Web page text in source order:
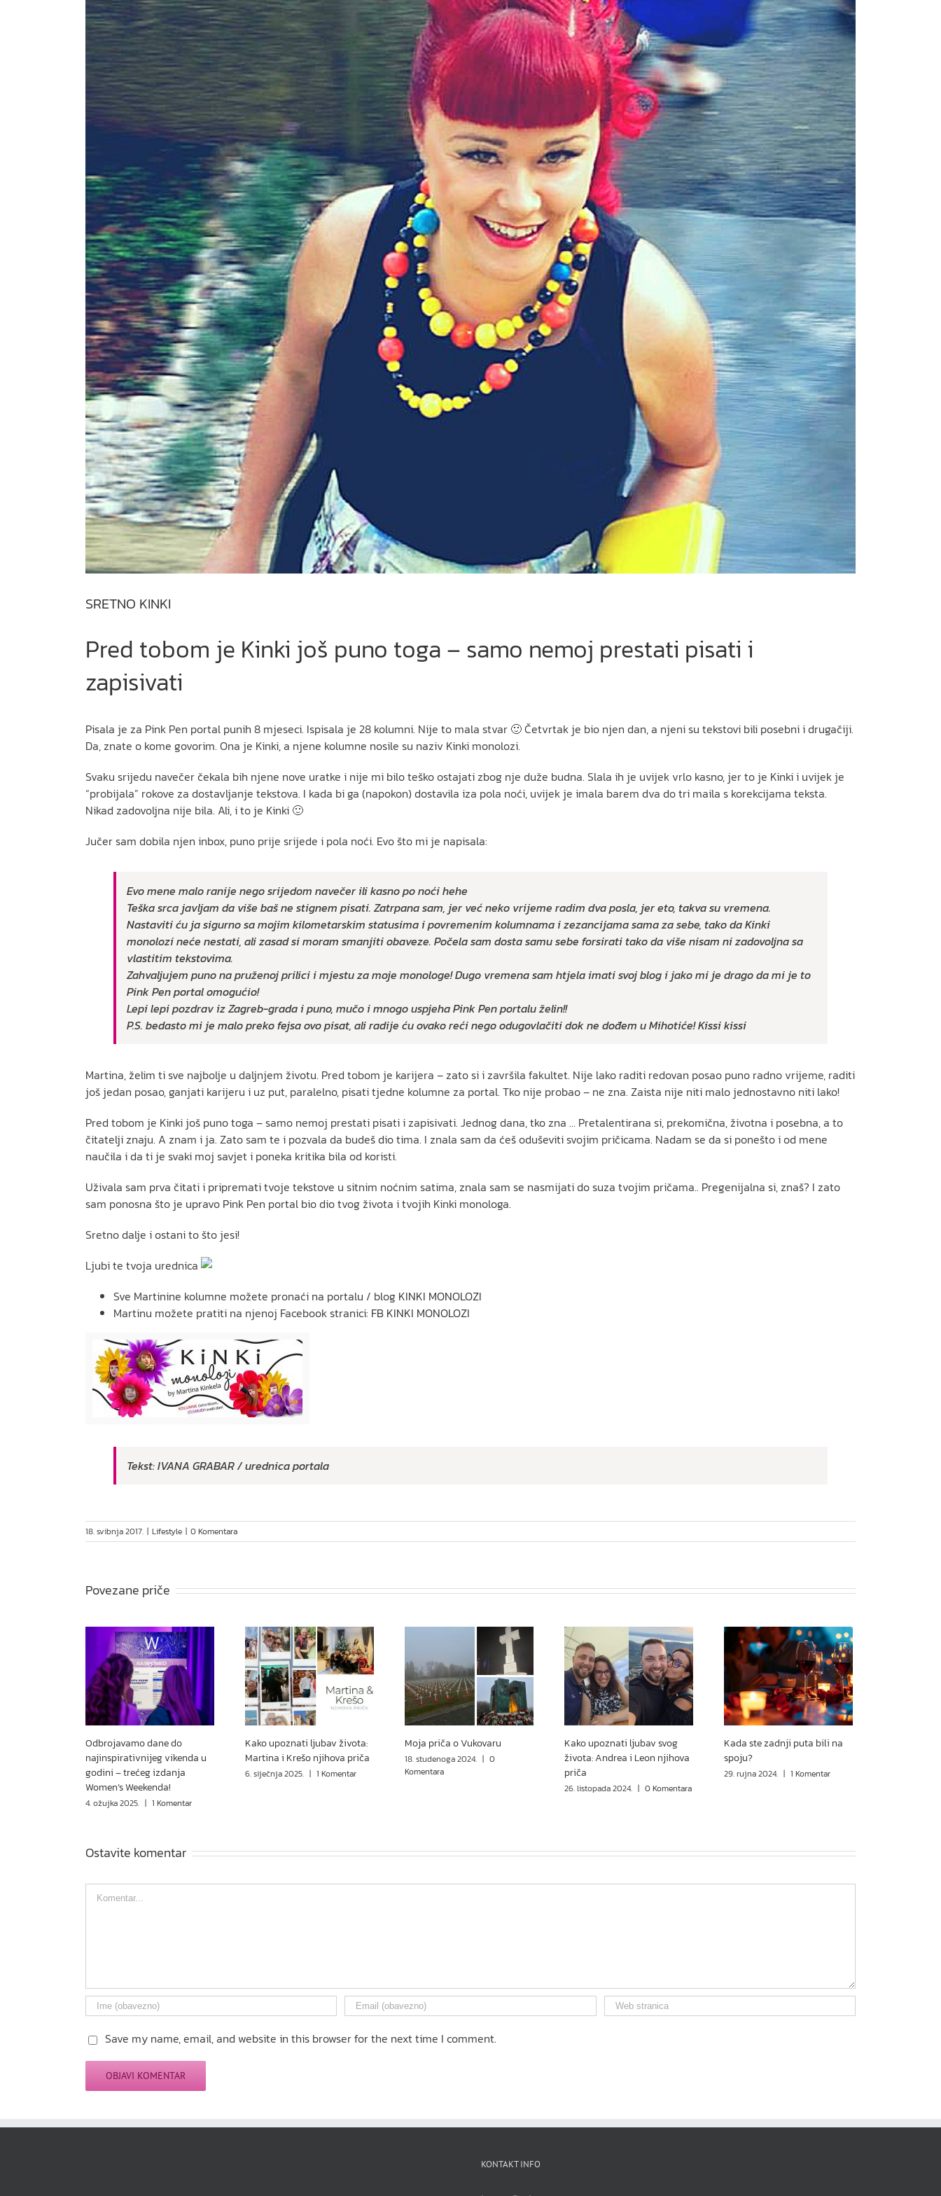
SRETNO KINKI
Pred tobom je Kinki još puno toga – samo nemoj prestati pisati i
zapisivati
Pisala je za Pink Pen portal punih 8 mjeseci. Ispisala je 28 kolumni. Nije to mala stvar 🙂 Četvrtak je bio njen dan, a njeni su tekstovi bili posebni i drugačiji.
Da, znate o kome govorim. Ona je Kinki, a njene kolumne nosile su naziv Kinki monolozi.
Svaku srijedu navečer čekala bih njene nove uratke i nije mi bilo teško ostajati zbog nje duže budna. Slala ih je uvijek vrlo kasno, jer to je Kinki i uvijek je
“probijala” rokove za dostavljanje tekstova. I kada bi ga (napokon) dostavila iza pola noći, uvijek je imala barem dva do tri maila s korekcijama teksta.
Nikad zadovoljna nije bila. Ali, i to je Kinki 🙂
Jučer sam dobila njen inbox, puno prije srijede i pola noći. Evo što mi je napisala:
Evo mene malo ranije nego srijedom navečer ili kasno po noći hehe
Teška srca javljam da više baš ne stignem pisati. Zatrpana sam, jer već neko vrijeme radim dva posla, jer eto, takva su vremena.
Nastaviti ću ja sigurno sa mojim kilometarskim statusima i povremenim kolumnama i zezancijama sama za sebe, tako da Kinki
monolozi neće nestati, ali zasad si moram smanjiti obaveze. Počela sam dosta samu sebe forsirati tako da više nisam ni zadovoljna sa
vlastitim tekstovima.
Zahvaljujem puno na pruženoj prilici i mjestu za moje monologe! Dugo vremena sam htjela imati svoj blog i jako mi je drago da mi je to
Pink Pen portal omogućio!
Lepi lepi pozdrav iz Zagreb-grada i puno, mučo i mnogo uspjeha Pink Pen portalu želin!!
P.S. bedasto mi je malo preko fejsa ovo pisat, ali radije ću ovako reći nego odugovlačiti dok ne dođem u Mihotiće! Kissi kissi
Martina, želim ti sve najbolje u daljnjem životu. Pred tobom je karijera – zato si i završila fakultet. Nije lako raditi redovan posao puno radno vrijeme, raditi
još jedan posao, ganjati karijeru i uz put, paralelno, pisati tjedne kolumne za portal. Tko nije probao – ne zna. Zaista nije niti malo jednostavno niti lako!
Pred tobom je Kinki još puno toga – samo nemoj prestati pisati i zapisivati. Jednog dana, tko zna … Pretalentirana si, prekomična, životna i posebna, a to
čitatelji znaju. A znam i ja. Zato sam te i pozvala da budeš dio tima. I znala sam da ćeš oduševiti svojim pričicama. Nadam se da si ponešto i od mene
naučila i da ti je svaki moj savjet i poneka kritika bila od koristi.
Uživala sam prva čitati i pripremati tvoje tekstove u sitnim noćnim satima, znala sam se nasmijati do suza tvojim pričama.. Pregenijalna si, znaš? I zato
sam ponosna što je upravo Pink Pen portal bio dio tvog života i tvojih Kinki monologa.
Sretno dalje i ostani to što jesi!
Ljubi te tvoja urednica
Sve Martinine kolumne možete pronaći na portalu / blog KINKI MONOLOZI
Martinu možete pratiti na njenoj Facebook stranici: FB KINKI MONOLOZI
Tekst: IVANA GRABAR / urednica portala
18. svibnja 2017. | Lifestyle | 0 Komentara
Povezane priče
Odbrojavamo dane do
najinspirativnijeg vikenda u
godini – trećeg izdanja
Women’s Weekenda!
4. ožujka 2025. | 1 Komentar
Kako upoznati ljubav života:
Martina i Krešo njihova priča
6. siječnja 2025. | 1 Komentar
Moja priča o Vukovaru
18. studenoga 2024. | 0
Komentara
Kako upoznati ljubav svog
života: Andrea i Leon njihova
priča
26. listopada 2024. | 0 Komentara
Kada ste zadnji puta bili na
spoju?
29. rujna 2024. | 1 Komentar
Ostavite komentar
Comment
Save my name, email, and website in this browser for the next time I comment.
KONTAKT INFO